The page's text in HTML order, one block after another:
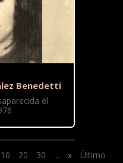
Benedetti
el
10 20 30 ... » Último